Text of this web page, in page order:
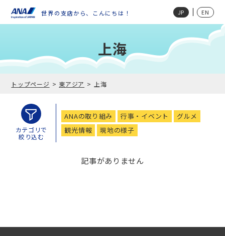
世界の支店から、こんにちは！ JP EN
上海
トップページ 東アジア 上海
カテゴリで
絞り込む
ANAの取り組み 行事・イベント
グルメ
観光情報
現地の様子
記事がありません